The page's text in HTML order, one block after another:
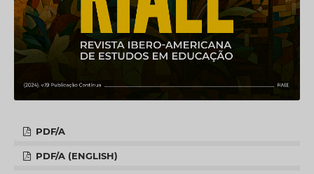
PDF/A
PDF/A (ENGLISH)